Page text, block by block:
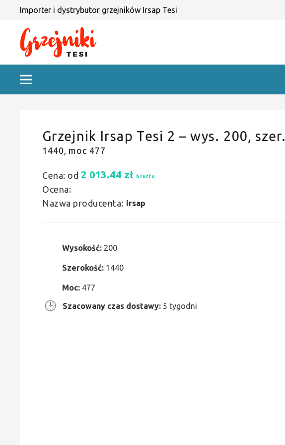
Importer i dystrybutor grzejników Irsap Tesi
Grzejnik Irsap Tesi 2 – wys. 200, szer.
1440, moc 477
Cena: od 2 013.44 zł brutto
Ocena:
Nazwa producenta: Irsap
Wysokość: 200
Szerokość: 1440
Moc: 477
Szacowany czas dostawy: 5 tygodni